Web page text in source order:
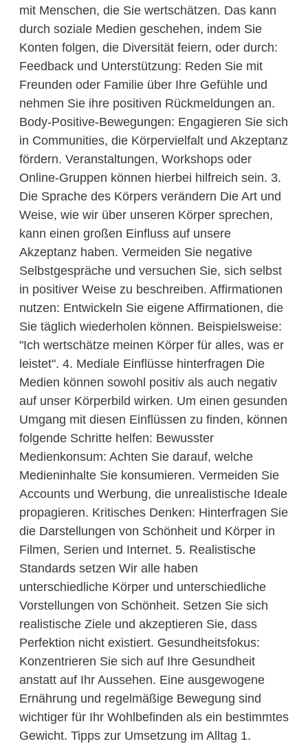
mit Menschen, die Sie wertschätzen. Das kann
durch soziale Medien geschehen, indem Sie
Konten folgen, die Diversität feiern, oder durch:
Feedback und Unterstützung: Reden Sie mit
Freunden oder Familie über Ihre Gefühle und
nehmen Sie ihre positiven Rückmeldungen an.
Body-Positive-Bewegungen: Engagieren Sie sich
in Communities, die Körpervielfalt und Akzeptanz
fördern. Veranstaltungen, Workshops oder
Online-Gruppen können hierbei hilfreich sein. 3.
Die Sprache des Körpers verändern Die Art und
Weise, wie wir über unseren Körper sprechen,
kann einen großen Einfluss auf unsere
Akzeptanz haben. Vermeiden Sie negative
Selbstgespräche und versuchen Sie, sich selbst
in positiver Weise zu beschreiben. Affirmationen
nutzen: Entwickeln Sie eigene Affirmationen, die
Sie täglich wiederholen können. Beispielsweise:
"Ich wertschätze meinen Körper für alles, was er
leistet". 4. Mediale Einflüsse hinterfragen Die
Medien können sowohl positiv als auch negativ
auf unser Körperbild wirken. Um einen gesunden
Umgang mit diesen Einflüssen zu finden, können
folgende Schritte helfen: Bewusster
Medienkonsum: Achten Sie darauf, welche
Medieninhalte Sie konsumieren. Vermeiden Sie
Accounts und Werbung, die unrealistische Ideale
propagieren. Kritisches Denken: Hinterfragen Sie
die Darstellungen von Schönheit und Körper in
Filmen, Serien und Internet. 5. Realistische
Standards setzen Wir alle haben
unterschiedliche Körper und unterschiedliche
Vorstellungen von Schönheit. Setzen Sie sich
realistische Ziele und akzeptieren Sie, dass
Perfektion nicht existiert. Gesundheitsfokus:
Konzentrieren Sie sich auf Ihre Gesundheit
anstatt auf Ihr Aussehen. Eine ausgewogene
Ernährung und regelmäßige Bewegung sind
wichtiger für Ihr Wohlbefinden als ein bestimmtes
Gewicht. Tipps zur Umsetzung im Alltag 1.